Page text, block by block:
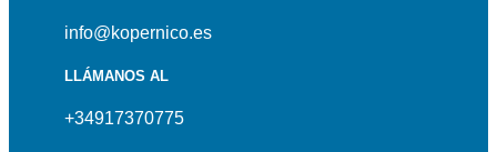
info@kopernico.es
LLÁMANOS AL
+34917370775